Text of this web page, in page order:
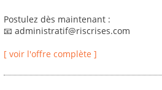
Postulez dès maintenant :
📧 administratif@riscrises.com
[ voir l'offre complète ]